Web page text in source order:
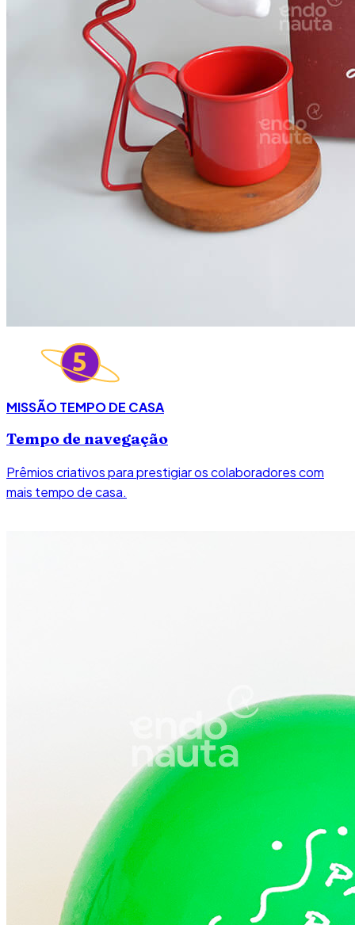
MISSÃO TEMPO DE CASA
Tempo de navegação
Prêmios criativos para prestigiar os colaboradores com
mais tempo de casa.